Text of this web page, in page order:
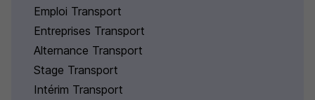
Emploi Transport
Entreprises Transport
Alternance Transport
Stage Transport
Intérim Transport